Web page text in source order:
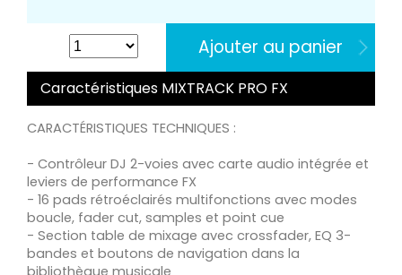
Ajouter au panier
Caractéristiques MIXTRACK PRO FX
CARACTÉRISTIQUES TECHNIQUES :
- Contrôleur DJ 2-voies avec carte audio intégrée et
leviers de performance FX
- 16 pads rétroéclairés multifonctions avec modes
boucle, fader cut, samples et point cue
- Section table de mixage avec crossfader, EQ 3-
bandes et boutons de navigation dans la